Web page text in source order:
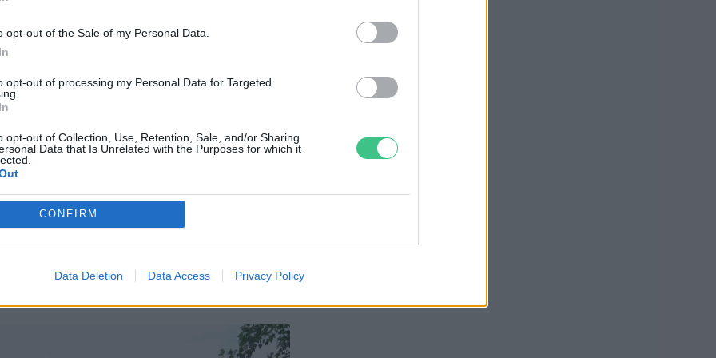
opt-out of the Sale of my Personal Data.
opt-out of processing my Personal Data for Targeted
opt-out of Collection, Use, Retention, Sale, and/or Sharing
Data that Is Unrelated with the Purposes for which it
CONFIRM
Data Deletion Data Access Privacy Policy
kezében van,
vizet megőrizni.
nem lesz könnyű az idei nyár sem:
idő inkább pozitívan érinti, azaszály
és az ökológián keresztül nekünk sem
fel kell készülni, és a szakma,
felkészülni – mondta, utóbbi kapcsán
16 éve nem volt
foglalkozó